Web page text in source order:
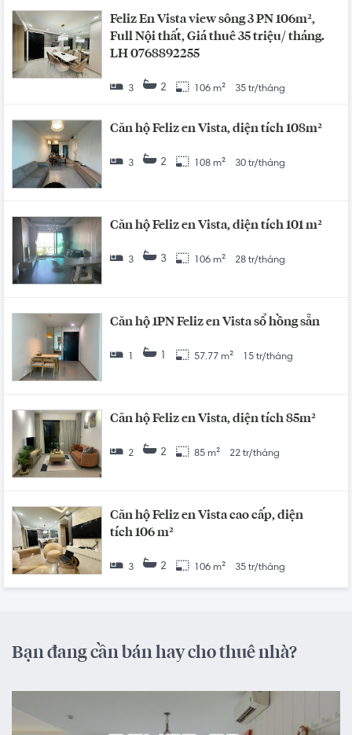
Feliz En Vista view sông 3 PN 106m²,
Full Nội thất, Giá thuê 35 triệu/ tháng.
LH 0768892255
3 2 106 m² 35 tr/tháng
Căn hộ Feliz en Vista, diện tích 108m²
3 2 108 m² 30 tr/tháng
Căn hộ Feliz en Vista, diện tích 101 m²
3 3 106 m² 28 tr/tháng
Căn hộ 1PN Feliz en Vista sổ hồng sẵn
1 57.77 m² 15 tr/tháng
Căn hộ Feliz en Vista, diện tích 85m²
2 2 85 m² 22 tr/tháng
Căn hộ Feliz en Vista cao cấp, diện
tích 106 m²
3 2 106 m² 35 tr/tháng
Bạn đang cần bán hay cho thuê nhà?